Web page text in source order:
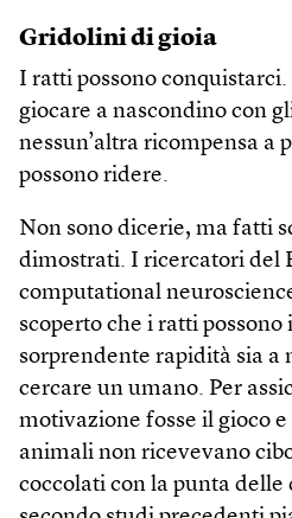
Gridolini di gioia
I ratti possono conquistarci.
giocare a nascondino con
nessun’altra ricompensa a
possono ridere.
Non sono dicerie, ma fatti
dimostrati. I ricercatori del
computational
scoperto che i ratti possono
sorprendente rapidità sia a
cercare un umano. Per
motivazione fosse il gioco
animali non ricevevano
coccolati con la punta delle